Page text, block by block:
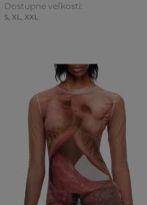
Dostupné veľkosti:
S, XL, XXL